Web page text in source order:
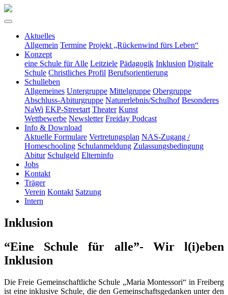
Aktuelles
Allgemein Termine Projekt „Rückenwind fürs Leben“
Konzept
eine Schule für Alle Leitziele Pädagogik Inklusion Digitale
Schule Christliches Profil Berufsorientierung
Schulleben
Allgemeines Untergruppe Mittelgruppe Obergruppe
Abschluss-Abiturgruppe Naturerlebnis/Schulhof Besonderes
NaWi EKP-Streetart Theater Kunst
Wettbewerbe Newsletter Freiday Podcast
Info & Download
Aktuelle Formulare Vertretungsplan NAS-Zugang /
Homeschooling Schulanmeldung Zulassungsbedingung
Abitur Schulgeld Elterninfo
Jobs
Kontakt
Träger
Verein Kontakt Satzung
Intern
Inklusion
“Eine Schule für alle”- Wir l(i)eben
Inklusion
Die Freie Gemeinschaftliche Schule „Maria Montessori“ in Freiberg
ist eine inklusive Schule, die den Gemeinschaftsgedanken unter den